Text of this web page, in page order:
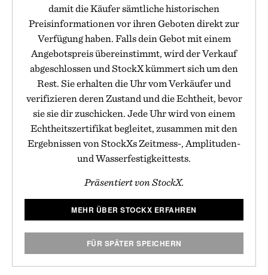
damit die Käufer sämtliche historischen
Preisinformationen vor ihren Geboten direkt zur
Verfügung haben. Falls dein Gebot mit einem
Angebotspreis übereinstimmt, wird der Verkauf
abgeschlossen und StockX kümmert sich um den
Rest. Sie erhalten die Uhr vom Verkäufer und
verifizieren deren Zustand und die Echtheit, bevor
sie sie dir zuschicken. Jede Uhr wird von einem
Echtheitszertifikat begleitet, zusammen mit den
Ergebnissen von StockXs Zeitmess-, Amplituden-
und Wasserfestigkeittests.
Präsentiert von StockX.
MEHR ÜBER STOCKX ERFAHREN
FÜR SPÄTER SPEICHERN